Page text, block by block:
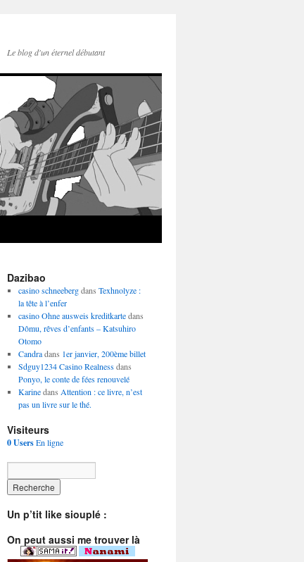
Le blog d'un éternel débutant
Dazibao
casino schneebergdans Texhnolyze :
la tête à l’enfer
casino Ohne ausweis kreditkartedans
Dômu, rêves d’enfants – Katsuhiro
Otomo
Candradans 1er janvier, 200ème billet
Sdguy1234 Casino Realnessdans
Ponyo, le conte de fées renouvelé
Karinedans Attention : ce livre, n’est
pas un livre sur le thé.
Visiteurs
0 UsersEn ligne
Un p’tit like siouplé :
On peut aussi me trouver là